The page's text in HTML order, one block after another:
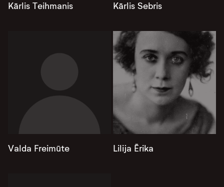
Kārlis Teihmanis Kārlis Sebris
Valda Freimūte Lilija Ērika